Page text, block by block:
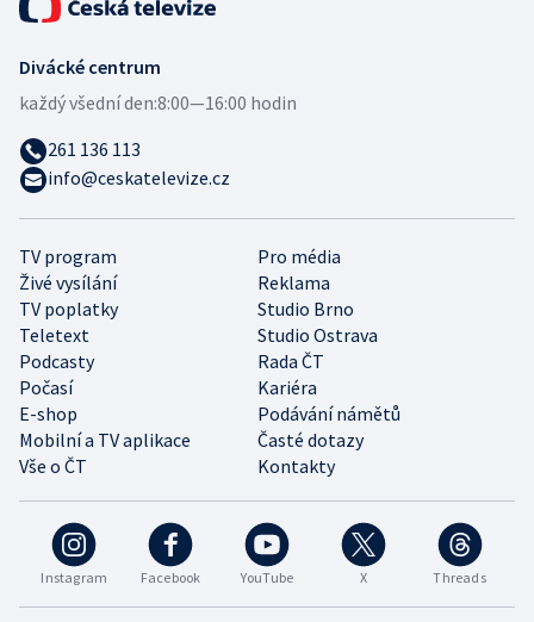
Instagram Facebook YouTube X Threads
TV program
Pro média
Živé vysílání
Reklama
TV poplatky
Studio Brno
Teletext
Studio Ostrava
Podcasty
Rada ČT
Počasí
Kariéra
E-shop
Podávání námětů
Mobilní a TV aplikace
Časté dotazy
Vše o ČT
Kontakty
Divácké centrum
každý všední den:8:00—16:00 hodin
261 136 113
info@ceskatelevize.cz